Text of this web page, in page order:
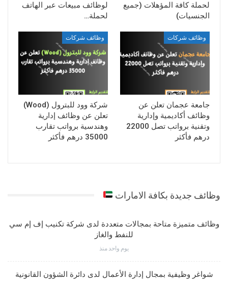
لحملة كافة المؤهلات (جميع
الجنسيات)
لوظائف مبيعات عبر الهاتف
لحملة…
وظائف شركات
جامعة عجمان تعلن عن
وظائف أكاديمية وإدارية
وتقنية برواتب تصل 22000
درهم فأكثر
وظائف شركات
شركة وود للبترول (Wood)
تعلن عن وظائف إدارية
وهندسية برواتب تقارب
35000 درهم فأكثر
وظائف جديدة بكافة الامارات
وظائف متميزة متاحة بمجالات متعددة لدى شركة تكنيب إف إم سي
للنفط والغاز
يوم واحد منذ
شواغر وظيفية بمجال إدارة الأعمال لدى دائرة الشؤون القانونية